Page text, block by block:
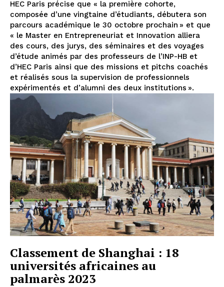
HEC Paris précise que « la première cohorte,
composée d’une vingtaine d’étudiants, débutera son
parcours académique le 30 octobre prochain » et que
« le Master en Entrepreneuriat et Innovation alliera
des cours, des jurys, des séminaires et des voyages
d’étude animés par des professeurs de l’INP-HB et
d’HEC Paris ainsi que des missions et pitchs coachés
et réalisés sous la supervision de professionnels
expérimentés et d’alumni des deux institutions ».
Classement de Shanghai : 18
universités africaines au
palmarès 2023